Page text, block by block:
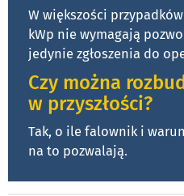
W większości
kWp nie wymagają
jedynie zgłoszenia do
Czy można
w przyszłości?
Tak, o ile falownik i
na to pozwalają.